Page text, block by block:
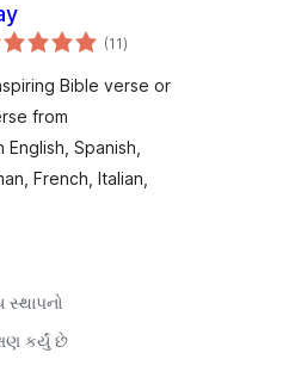
(11કુલ
રેટિંગ્સ
)
Bible verse or
from
Spanish,
French, Italian,
કર્યું છે